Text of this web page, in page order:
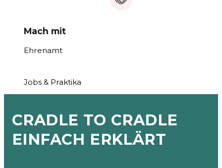
Mach mit
Ehrenamt
Jobs & Praktika
CRADLE TO CRADLE
EINFACH ERKLÄRT